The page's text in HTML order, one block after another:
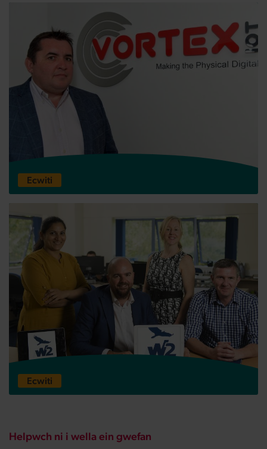
Vortex IoT
Ecwiti
W2 Global
Ecwiti
Helpwch ni i wella ein gwefan